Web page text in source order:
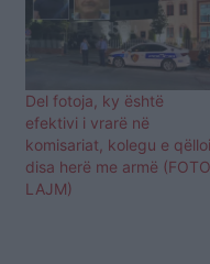
Del fotoja, ky është
efektivi i vrarë në
komisariat, kolegu e qëlloi
disa herë me armë (FOTO
LAJM)